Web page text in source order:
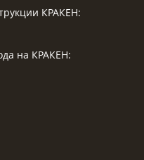
КРАКЕН:
на КРАКЕН: